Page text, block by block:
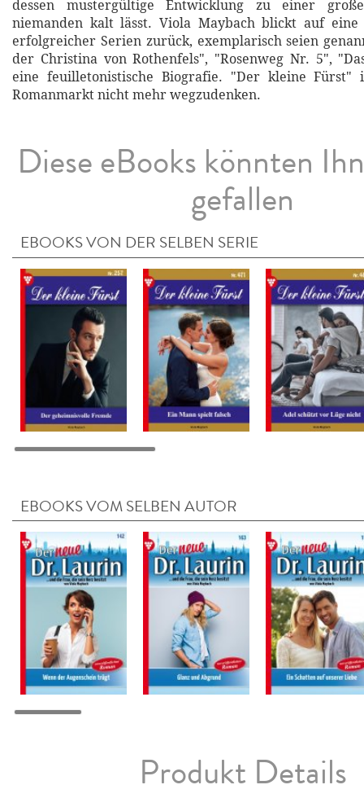
dessen mustergültige Entwicklung zu einer
niemanden kalt lässt. Viola Maybach blickt auf eine
erfolgreicher Serien zurück, exemplarisch seien
der Christina von Rothenfels", "Rosenweg Nr. 5",
eine feuilletonistische Biografie. "Der kleine Fürst"
Romanmarkt nicht mehr wegzudenken.
Diese eBooks könnten
gefallen
EBOOKS VON DER SELBEN SERIE
EBOOKS VOM SELBEN AUTOR
Produkt Details